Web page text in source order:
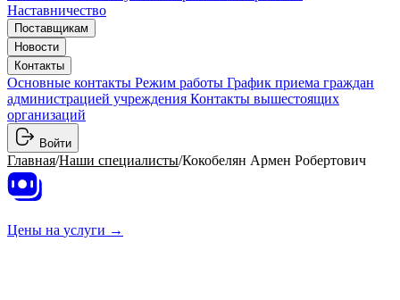
Наставничество
Поставщикам
Новости
Контакты
Основные контакты Режим работы График приема граждан
администрацией учреждения Контакты вышестоящих
организаций
Войти
Главная/Наши специалисты/Кокобелян Армен Робертович
Цены на услуги →